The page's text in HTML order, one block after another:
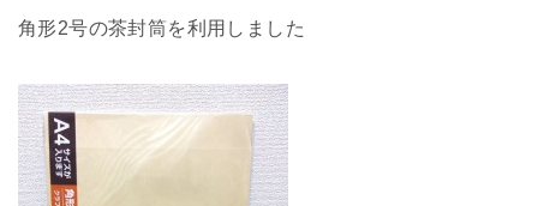
角形2号の茶封筒を利用しました